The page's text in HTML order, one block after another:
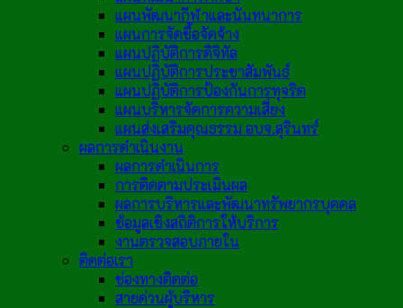
แผนพัฒนากีฬาและนันทนาการ
แผนการจัดซื้อจัดจ้าง
แผนปฏิบัติการดิจิทัล
แผนปฏิบัติการประชาสัมพันธ์
แผนปฏิบัติการป้องกันการทุจริต
แผนบริหารจัดการความเสี่ยง
แผนส่งเสริมคุณธรรม อบจ.สุรินทร์
ผลการดำเนินงาน
ผลการดำเนินการ
การติดตามประเมินผล
ผลการบริหารและพัฒนาทรัพยากรบุคคล
ข้อมูลเชิงสถิติการให้บริการ
งานตรวจสอบภายใน
ติดต่อเรา
ช่องทางติดต่อ
สายด่วนผู้บริหาร